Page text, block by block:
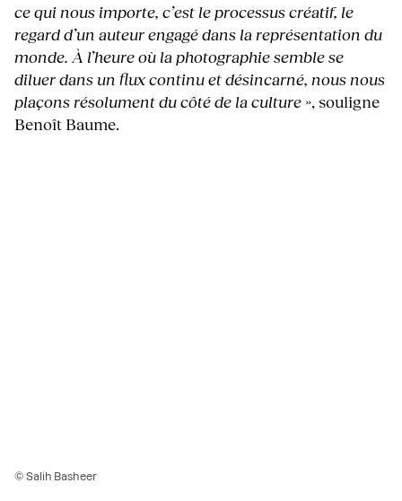
ce qui nous importe, c’est le processus créatif, le
regard d’un auteur engagé dans la représentation du
monde. À l’heure où la photographie semble se
diluer dans un flux continu et désincarné, nous nous
plaçons résolument du côté de la culture », souligne
Benoît Baume.
© Salih Basheer